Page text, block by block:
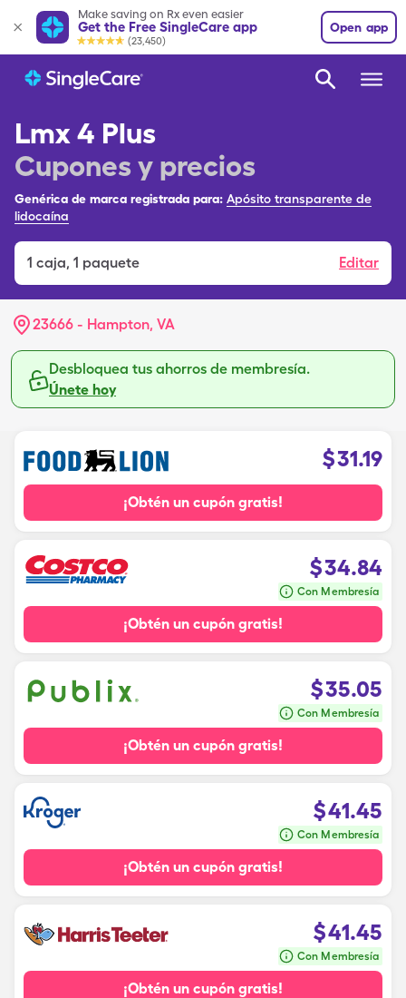
Make saving on Rx even easier
Get the Free SingleCare app
(23,450)
Open app
Lmx 4 Plus
Cupones y precios
Genérica de marca registrada para: Apósito transparente de
lidocaína
1 caja, 1 paquete Editar
23666 - Hampton, VA
Desbloquea tus ahorros de membresía.
Únete hoy
$31.19
¡Obtén un cupón gratis!
$34.84
Con Membresía
¡Obtén un cupón gratis!
$35.05
Con Membresía
¡Obtén un cupón gratis!
$41.45
Con Membresía
¡Obtén un cupón gratis!
$41.45
Con Membresía
¡Obtén un cupón gratis!